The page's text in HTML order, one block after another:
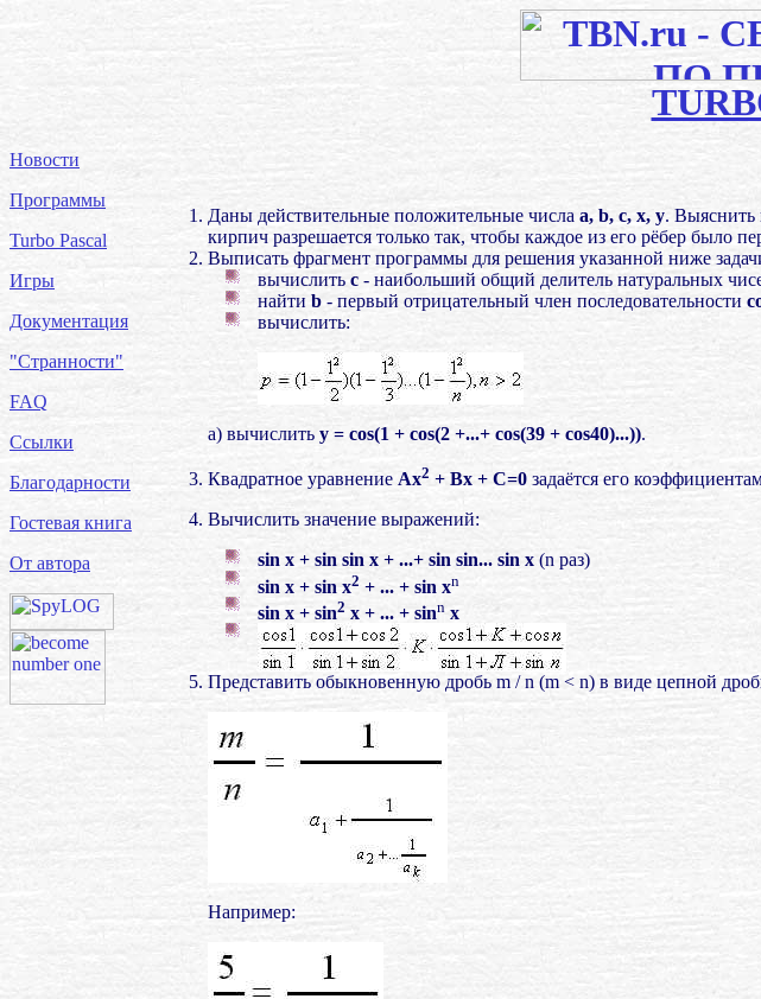
Новости
Программы
Turbo Pascal
Игры
Документация
"Странности"
FAQ
Ссылки
Благодарности
Гостевая книга
От автора
Даны действительные положительные числа a, b, c, x, y. Выяснить
кирпич разрешается только так, чтобы каждое из его рёбер было
Выписать фрагмент программы для решения указанной ниже
вычислить с - наибольший общий делитель натуральных
найти b - первый отрицательный член последовательности
вычислить:
a) вычислить y = cos(1 + cos(2 +...+ cos(39 + cos40)...)).
Квадратное уравнение Ах2 + Вх + С=0 задаётся его
Вычислить значение выражений:
sin x + sin sin x + ...+ sin sin... sin x (n раз)
sin x + sin x2 + ... + sin xn
sin x + sin2 x + ... + sinn x
Представить обыкновенную дробь m / n (m < n) в виде цепной
Например: